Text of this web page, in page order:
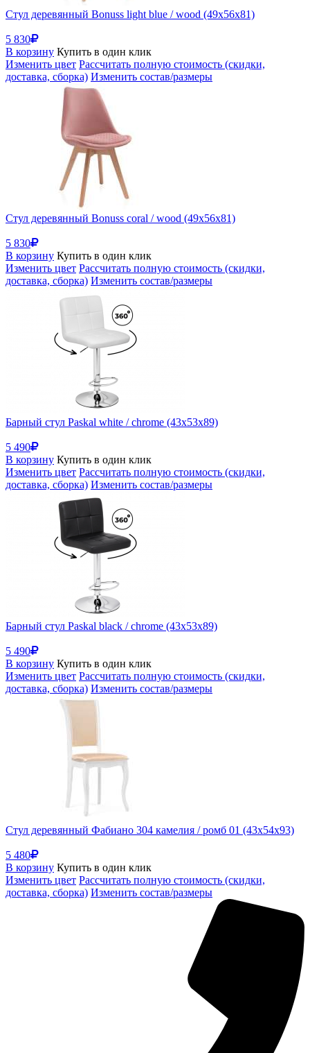
Стул деревянный Bonuss light blue / wood (49x56x81)
5 830
В корзину Купить в один клик
Изменить цвет Рассчитать полную стоимость (скидки,
доставка, сборка) Изменить состав/размеры
Стул деревянный Bonuss сoral / wood (49x56x81)
5 830
В корзину Купить в один клик
Изменить цвет Рассчитать полную стоимость (скидки,
доставка, сборка) Изменить состав/размеры
Барный стул Paskal white / chrome (43x53x89)
5 490
В корзину Купить в один клик
Изменить цвет Рассчитать полную стоимость (скидки,
доставка, сборка) Изменить состав/размеры
Барный стул Paskal black / chrome (43x53x89)
5 490
В корзину Купить в один клик
Изменить цвет Рассчитать полную стоимость (скидки,
доставка, сборка) Изменить состав/размеры
Стул деревянный Фабиано 304 камелия / ромб 01 (43x54x93)
5 480
В корзину Купить в один клик
Изменить цвет Рассчитать полную стоимость (скидки,
доставка, сборка) Изменить состав/размеры